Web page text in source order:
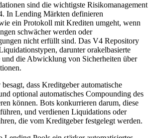
sind die wichtigste Risikomanagement
In Lending Märkten definieren
ein Protokoll mit Krediten umgeht, wenn
schwächer werden oder
nicht erfüllt sind. Das V4 Repository
darunter orakelbasierte
die Abwicklung von Sicherheiten über
dass Kreditgeber automatische
optional automatisches Compounding des
können. Bots konkurrieren darum, diese
und verdienen Liquidations oder
die vom Kreditgeber festgelegt werden.